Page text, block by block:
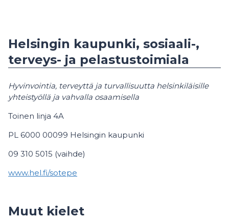
Helsingin kaupunki, sosiaali-,
terveys- ja pelastustoimiala
Hyvinvointia, terveyttä ja turvallisuutta helsinkiläisille
yhteistyöllä ja vahvalla osaamisella
Toinen linja 4A
PL 6000 00099 Helsingin kaupunki
09 310 5015 (vaihde)
www.hel.fi/sotepe
Muut kielet